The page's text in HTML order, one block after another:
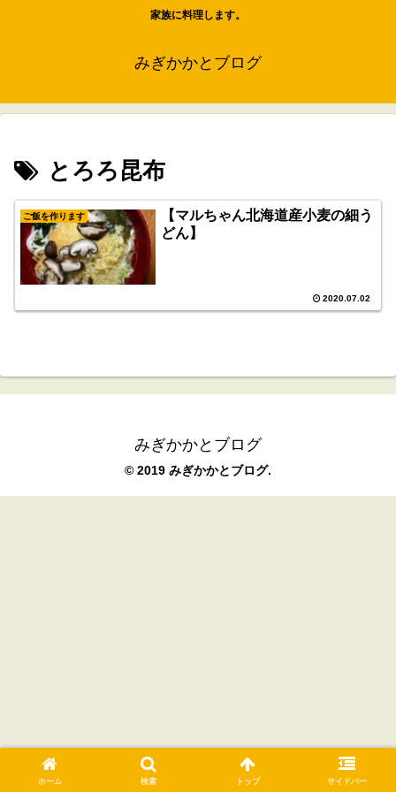
家族に料理します。
みぎかかとブログ
とろろ昆布
ご飯を作ります
【マルちゃん北海道産小麦の細う
どん】
2020.07.02
みぎかかとブログ
© 2019 みぎかかとブログ.
ホーム 検索 トップ サイドバー